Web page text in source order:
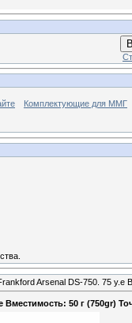
Комплектующие для ММГ
Arsenal DS-750. 75 у.е
50 г (750gr)